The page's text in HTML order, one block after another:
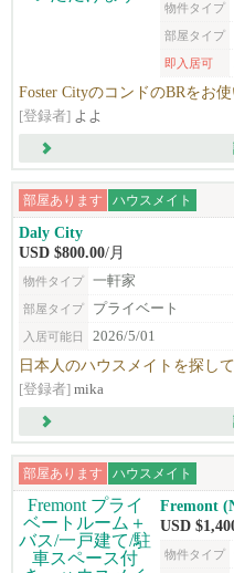
物件タイプ
部屋タイプ
即入居可
Foster CityのコンドのBRをお
[登録者] よよ
部屋あります ハウスメイト
Daly City
USD $800.00/月
物件タイプ 一軒家
部屋タイプ プライベート
入居可能日 2026/5/01
日本人のハウスメイトを探して
[登録者] mika
部屋あります ハウスメイト
Fremont
USD
物件タイプ